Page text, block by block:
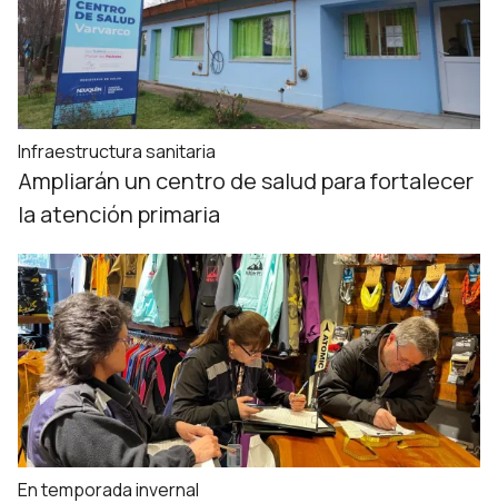
Infraestructura sanitaria
Ampliarán un centro de salud para fortalecer
la atención primaria
En temporada invernal